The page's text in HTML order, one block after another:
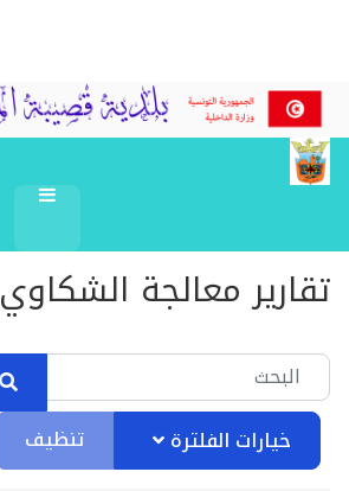
تقارير معالجة الشكاوي
خيارات الفلترة تنظيف